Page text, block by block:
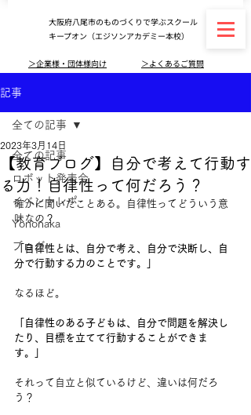
大阪府八尾市のものづくりで学ぶスクール
キープオン（エジソンアカデミー本校）
＞よくあるご質問
＞企業様・団体様向け
記事
全ての記事
ロボット発表会
イベントレポ
Yononaka
ブログ
全ての記事
【教育ブログ】自分で考えて行動す
る力！自律性って何だろう？
2023年3月14日
確かに聞いたことある。自律性ってどういう意
味なの？
「自律性とは、自分で考え、自分で決断し、自
分で行動する力のことです。」
なるほど。
「自律性のある子どもは、自分で問題を解決し
たり、目標を立てて行動することができま
す。」
それって自立と似ているけど、違いは何だろ
う？